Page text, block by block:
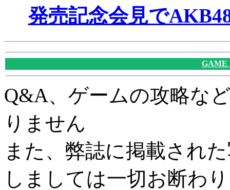
発売記念会見で
GAME
Q&A、ゲームの攻略な
りません
また、弊誌に掲載され
しましては一切お断わ